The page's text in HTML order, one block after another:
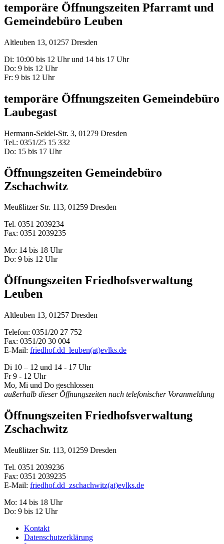
temporäre Öffnungszeiten Pfarramt und
Gemeindebüro Leuben
Altleuben 13, 01257 Dresden
Di: 10:00 bis 12 Uhr und 14 bis 17 Uhr
Do: 9 bis 12 Uhr
Fr: 9 bis 12 Uhr
temporäre Öffnungszeiten Gemeindebüro
Laubegast
Hermann-Seidel-Str. 3, 01279 Dresden
Tel.: 0351/25 15 332
Do: 15 bis 17 Uhr
Öffnungszeiten Gemeindebüro
Zschachwitz
Meußlitzer Str. 113, 01259 Dresden
Tel. 0351 2039234
Fax: 0351 2039235
Mo: 14 bis 18 Uhr
Do: 9 bis 12 Uhr
Öffnungszeiten Friedhofsverwaltung
Leuben
Altleuben 13, 01257 Dresden
Telefon: 0351/20 27 752
Fax: 0351/20 30 004
E-Mail: friedhof.dd_leuben(at)evlks.de
Di 10 – 12 und 14 - 17 Uhr
Fr 9 - 12 Uhr
Mo, Mi und Do geschlossen
außerhalb dieser Öffnungszeiten nach telefonischer Voranmeldung
Öffnungszeiten Friedhofsverwaltung
Zschachwitz
Meußlitzer Str. 113, 01259 Dresden
Tel. 0351 2039236
Fax: 0351 2039235
E-Mail: friedhof.dd_zschachwitz(at)evlks.de
Mo: 14 bis 18 Uhr
Do: 9 bis 12 Uhr
Kontakt
Datenschutzerklärung